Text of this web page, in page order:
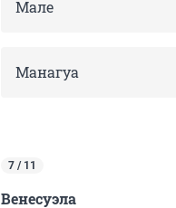
Мале
Манагуа
7 / 11
Венесуэла